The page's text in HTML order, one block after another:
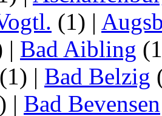
(1) |
| Bad Aibling
(1) | Bad Belzig
| Bad Bevensen